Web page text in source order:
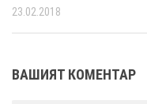
23.02.2018
ВАШИЯТ КОМЕНТАР